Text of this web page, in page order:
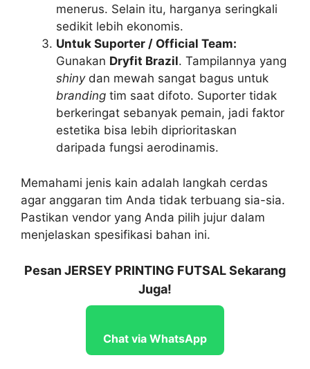
menerus. Selain itu, harganya seringkali
sedikit lebih ekonomis.
Untuk Suporter / Official Team:
Gunakan Dryfit Brazil. Tampilannya yang
shinydan mewah sangat bagus untuk
branding tim saat difoto. Suporter tidak
berkeringat sebanyak pemain, jadi faktor
estetika bisa lebih diprioritaskan
daripada fungsi aerodinamis.
Memahami jenis kain adalah langkah cerdas
agar anggaran tim Anda tidak terbuang sia-sia.
Pastikan vendor yang Anda pilih jujur dalam
menjelaskan spesifikasi bahan ini.
Pesan JERSEY PRINTING FUTSAL Sekarang
Juga!
Chat via WhatsApp